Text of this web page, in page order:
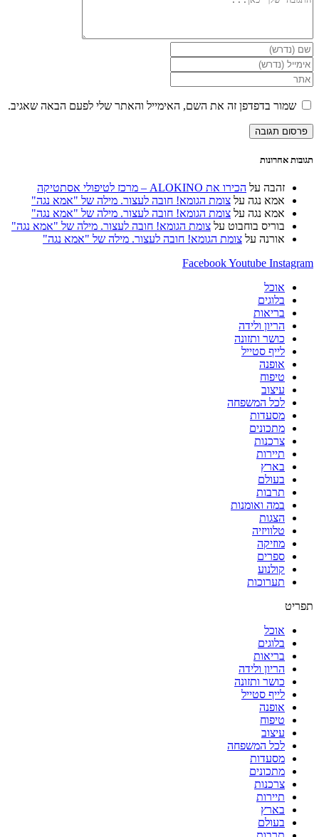
הזן
את
השם
שלך
או
שם
משתמש
כדי
הזן
את
כתובת
דואר
האלקטרוני
שלך
כדי
הזן
את
כתובת
האינטרנט
שלך
שמור בדפדפן זה את השם, האימייל והאתר שלי לפעם הבאה שאגיב.
תגובות אחרונות
זהבה על הכירו את ALOKINO – מרכז לטיפולי אסתטיקה
אמא נגה על צומת הגומא! חובה לעצור. מילה של "אמא נגה"
אמא נגה על צומת הגומא! חובה לעצור. מילה של "אמא נגה"
בוריס בוחבוט על צומת הגומא! חובה לעצור. מילה של "אמא נגה"
אורנה על צומת הגומא! חובה לעצור. מילה של "אמא נגה"
FacebookYoutube Instagram
אוכל
בלוגים
בריאות
הריון ולידה
כושר ותזונה
לייף סטייל
אופנה
טיפוח
עיצוב
לכל המשפחה
מסעדות
מתכונים
צרכנות
תיירות
בארץ
בעולם
תרבות
במה ואומנות
הצגות
טלוויזיה
מוזיקה
ספרים
קולנוע
תערוכות
תפריט
אוכל
בלוגים
בריאות
הריון ולידה
כושר ותזונה
לייף סטייל
אופנה
טיפוח
עיצוב
לכל המשפחה
מסעדות
מתכונים
צרכנות
תיירות
בארץ
בעולם